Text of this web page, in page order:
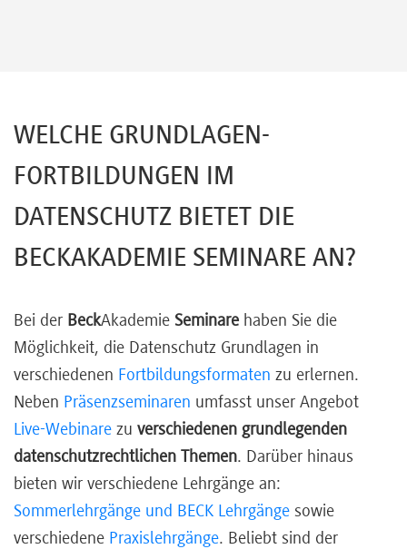
WELCHE GRUNDLAGEN-
FORTBILDUNGEN IM
DATENSCHUTZ BIETET DIE
BECKAKADEMIE SEMINARE AN?
Bei der BeckAkademie Seminare haben Sie die
Möglichkeit, die Datenschutz Grundlagen in
verschiedenen Fortbildungsformaten zu erlernen.
Neben Präsenzseminaren umfasst unser Angebot
Live-Webinare zu verschiedenen grundlegenden
datenschutzrechtlichen Themen. Darüber hinaus
bieten wir verschiedene Lehrgänge an:
Sommerlehrgänge und BECK Lehrgänge sowie
verschiedene Praxislehrgänge. Beliebt sind der